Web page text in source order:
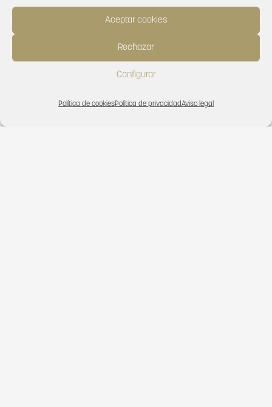
Aceptar cookies
Rechazar
Configurar
Política de cookiesPolítica de privacidadAviso legal